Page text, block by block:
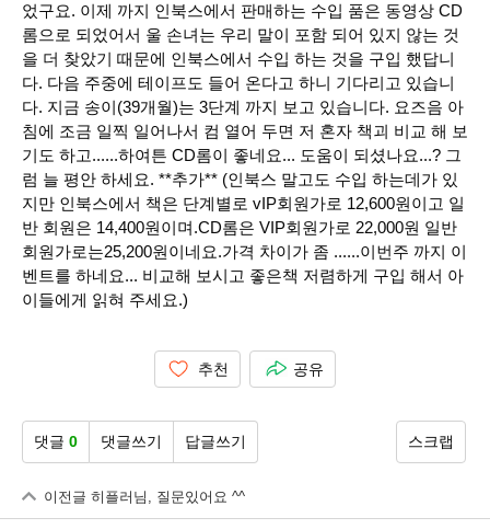
었구요. 이제 까지 인북스에서 판매하는 수입 품은 동영상 CD
롬으로 되었어서 울 손녀는 우리 말이 포함 되어 있지 않는 것
을 더 찾았기 때문에 인북스에서 수입 하는 것을 구입 했답니
다. 다음 주중에 테이프도 들어 온다고 하니 기다리고 있습니
다. 지금 송이(39개월)는 3단계 까지 보고 있습니다. 요즈음 아
침에 조금 일찍 일어나서 컴 열어 두면 저 혼자 책괴 비교 해 보
기도 하고......하여튼 CD롬이 좋네요... 도움이 되셨나요...? 그
럼 늘 평안 하세요. **추가** (인북스 말고도 수입 하는데가 있
지만 인북스에서 책은 단계별로 vIP회원가로 12,600원이고 일
반 회원은 14,400원이며.CD롬은 VIP회원가로 22,000원 일반
회원가로는25,200원이네요.가격 차이가 좀 ......이번주 까지 이
벤트를 하네요... 비교해 보시고 좋은책 저렴하게 구입 해서 아
이들에게 읽혀 주세요.)
추천 공유
댓글 0 댓글쓰기 답글쓰기 스크랩
이전글 히플러님, 질문있어요 ^^